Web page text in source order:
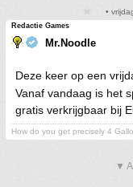
•
Redactie Games
Mr.Noodle
Deze keer op een
Vanaf vandaag is het
gratis verkrijgbaar bij
How do you get precisely 4
▼